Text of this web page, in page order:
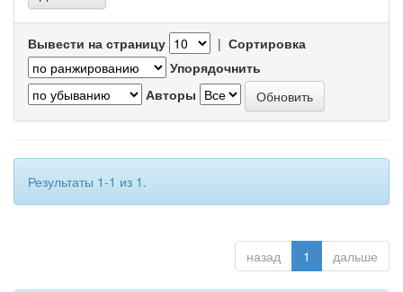
Вывести на страницу | Сортировка
Упорядочнить
Авторы
Результаты 1-1 из 1.
назад 1 дальше